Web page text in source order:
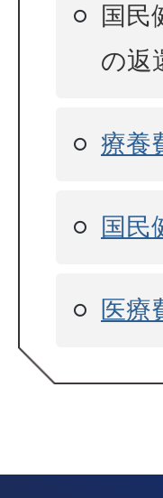
国民
の返
療養
国民
医療